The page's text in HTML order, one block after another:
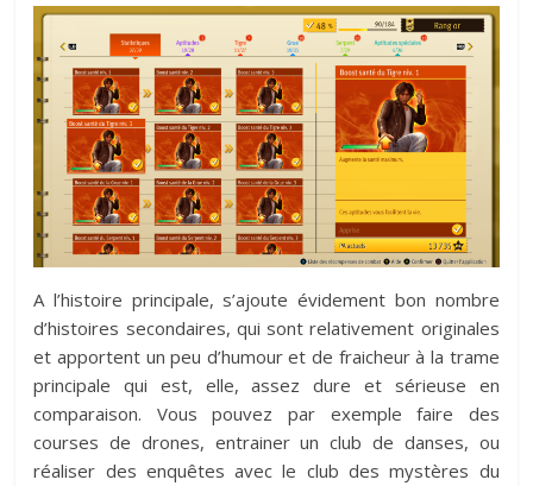
A l’histoire principale, s’ajoute évidement bon nombre
d’histoires secondaires, qui sont relativement originales
et apportent un peu d’humour et de fraicheur à la trame
principale qui est, elle, assez dure et sérieuse en
comparaison. Vous pouvez par exemple faire des
courses de drones, entrainer un club de danses, ou
réaliser des enquêtes avec le club des mystères du